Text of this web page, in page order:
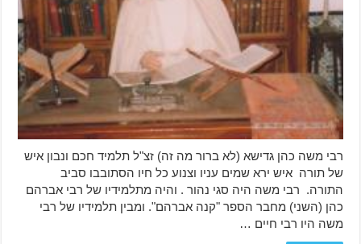
רבי משה כהן גדישא (לא ברור מה זה) זצ"ל תלמיד חכם ונבון איש
של תורה איש ירא שמים עניו וצנוע כל חיו הסתובבו סביב
התורה. רבי משה היה סגי נהור . והיה מתלמידיו של רבי אברהם
כהן (השני) מחבר הספר "קנה אברהם". ומבין תלמידיו של רבי
משה היו רבי חיים …